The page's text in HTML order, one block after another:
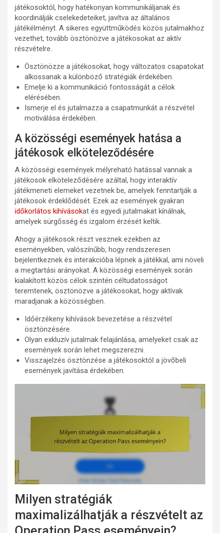
játékosoktól, hogy hatékonyan kommunikáljanak és
koordinálják cselekedeteiket, javítva az általános
játékélményt. A sikeres együttműködés közös jutalmakhoz
vezethet, tovább ösztönözve a játékosokat az aktív
részvételre.
Ösztönözze a játékosokat, hogy változatos csapatokat
alkossanak a különböző stratégiák érdekében.
Emelje ki a kommunikáció fontosságát a célok
elérésében.
Ismerje el és jutalmazza a csapatmunkát a részvétel
motiválása érdekében.
A közösségi események hatása a
játékosok elköteleződésére
A közösségi események mélyreható hatással vannak a
játékosok elköteleződésére azáltal, hogy interaktív
játékmeneti elemeket vezetnek be, amelyek fenntartják a
játékosok érdeklődését. Ezek az események gyakran
időkorlátos kihívásokat és egyedi jutalmakat kínálnak,
amelyek sürgősség és izgalom érzését keltik.
Ahogy a játékosok részt vesznek ezekben az
eseményekben, valószínűbb, hogy rendszeresen
bejelentkeznek és interakcióba lépnek a játékkal, ami növeli
a megtartási arányokat. A közösségi események során
kialakított közös célok szintén céltudatosságot
teremtenek, ösztönözve a játékosokat, hogy aktívak
maradjanak a közösségben.
Időérzékeny kihívások bevezetése a részvétel
ösztönzésére.
Olyan exkluzív jutalmak felajánlása, amelyeket csak az
események során lehet megszerezni.
Visszajelzés ösztönzése a játékosoktól a jövőbeli
események javítása érdekében.
Milyen stratégiák
maximalizálhatják a részvételt az